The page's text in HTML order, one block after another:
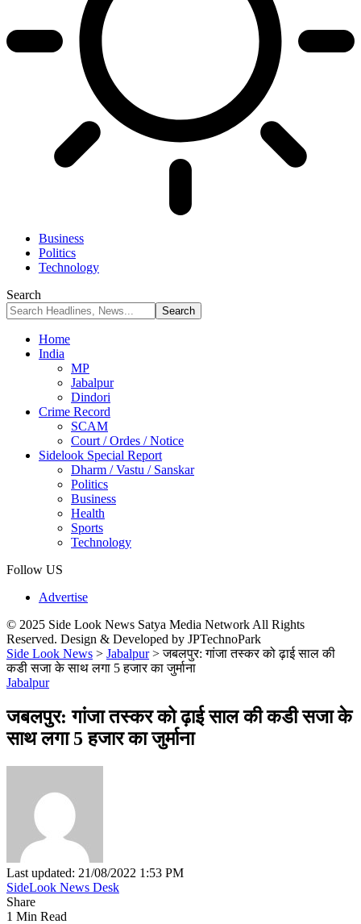
Business
Politics
Technology
Search
Home
India
MP
Jabalpur
Dindori
Crime Record
SCAM
Court / Ordes / Notice
Sidelook Special Report
Dharm / Vastu / Sanskar
Politics
Business
Health
Sports
Technology
Follow US
Advertise
© 2025 Side Look News Satya Media Network All Rights
Reserved. Design & Developed by JPTechnoPark
Side Look News > Jabalpur>जबलपुर: गांजा तस्कर को ढ़ाई साल की
कडी सजा के साथ लगा 5 हजार का जुर्माना
Jabalpur
जबलपुर: गांजा तस्कर को ढ़ाई साल की कडी सजा के
साथ लगा 5 हजार का जुर्माना
Last updated: 21/08/2022 1:53 PM
SideLook News Desk
Share
1 Min Read